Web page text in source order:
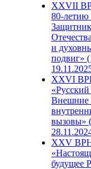
ХХVII
80-
и
подвиг»
XXVI
Внешние
вызовы»
XXV
будущее